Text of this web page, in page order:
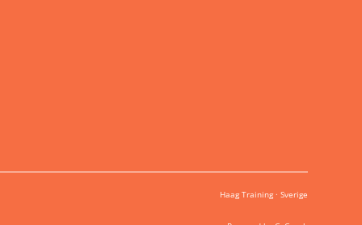
Haag Training · Sverige